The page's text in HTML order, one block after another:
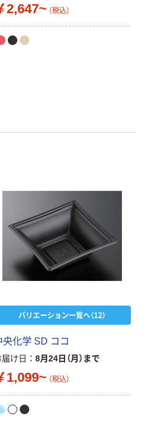
2,647~ （税込）
バリエーション一覧へ（12）
央化学 SD ココ
届け日 8月24日（月）まで
1,099~ （税込）